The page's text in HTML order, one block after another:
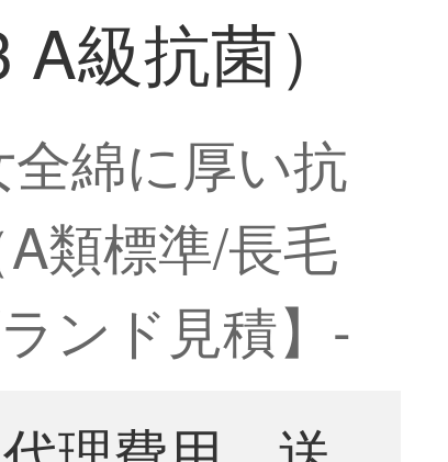
級抗菌）
綿に厚い抗
類標準/長毛
ンド見積】-